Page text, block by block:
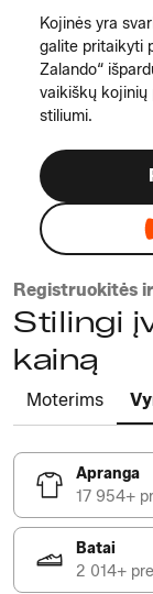
Kojinės yra
galite pritaikyti
Zalando“
vaikiškų kojinių
stiliumi.
Registruokitės
Stilingi
kainą
Moterims
Apranga
17 954+
Batai
2 014+